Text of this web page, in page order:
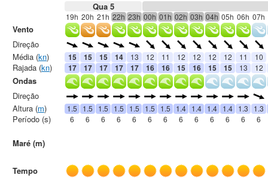
Qua 5
19h 20h 21h 22h 23h 00h 01h 02h 03h 04h 05h 06h 07h
15 15 15 14 13 12 11 12 12 12 12 11 10
17 17 17 17 17 16 16 15 16 15 15 13 12
1.5 1.5 1.5 1.5 1.5 1.5 1.5 1.4 1.4 1.4 1.4 1.3
1.3
6
6 6 6 6 6 6 6 6 6 6 6 6
Vento
Direção
Média (kn)
Rajada (kn)
Ondas
Direção
Altura (m)
Período (s)
Maré (m)
Tempo